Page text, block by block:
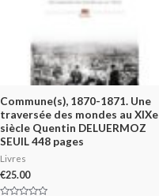
Commune(s), 1870-1871. Une
traversée des mondes au XIXe
siècle Quentin DELUERMOZ
SEUIL 448 pages
Livres
€25.00